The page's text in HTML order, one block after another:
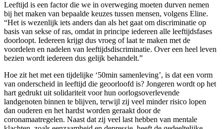
Leeftijd is een factor die we in overweging moeten durven nemen
bij het maken van bepaalde keuzes tussen mensen, volgens Eline.
“Het is wezenlijk iets anders dan als het gaat om discriminatie op
basis van sekse of ras, omdat in principe iedereen alle leeftijdsfases
doorloopt. Iedereen krijgt dus vroeg of laat te maken met de
voordelen en nadelen van leeftijdsdiscriminatie. Over een heel leven
bezien wordt iedereen dus gelijk behandelt.”
Hoe zit het met een tijdelijke ‘50min samenleving’, is dat een vorm
van onderscheid in leeftijd die geoorloofd is? Jongeren wordt op het
hart gedrukt uit solidariteit voor hun oorlogsoverlevende
landgenoten binnen te blijven, terwijl zij veel minder risico lopen
dan ouderen en het hardst worden geraakt door de
coronamaatregelen. Naast dat zij veel last hebben van mentale